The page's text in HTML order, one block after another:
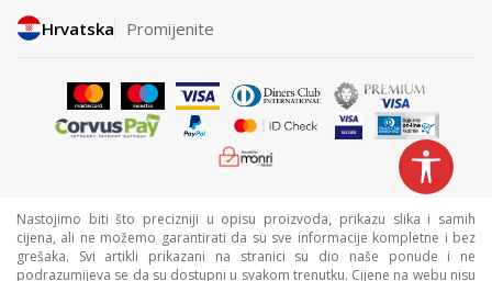
Hrvatska Promijenite
Nastojimo biti što precizniji u opisu proizvoda, prikazu slika i samih
cijena, ali ne možemo garantirati da su sve informacije kompletne i bez
grešaka. Svi artikli prikazani na stranici su dio naše ponude i ne
podrazumijeva se da su dostupni u svakom trenutku. Cijene na webu nisu